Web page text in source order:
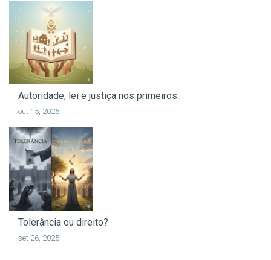
Autoridade, lei e justiça nos primeiros..
out 15, 2025
Tolerância ou direito?
set 26, 2025